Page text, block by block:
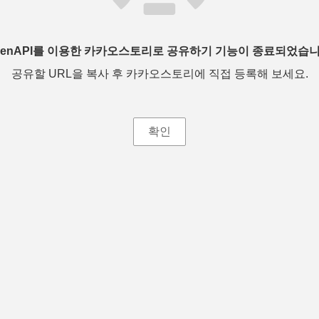
를 이용한 카카오스토리로 공유하기 기능이 종료되었습
공유할 URL을 복사 후 카카오스토리에 직접 등록해 보세요.
확인